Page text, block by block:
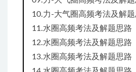
10.力-大气圈高频考法及解
11.水圈高频考法及解题思路
12.水圈高频考法及解题思路
13.水圈高频考法及解题思路